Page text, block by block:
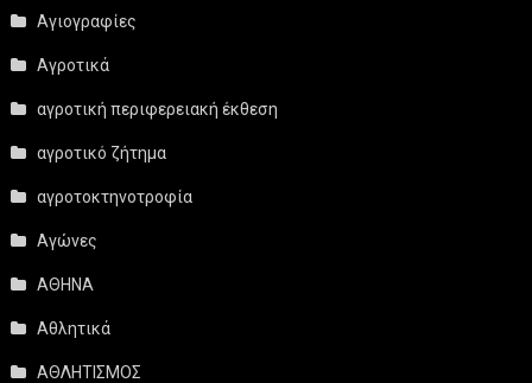
Αγιογραφίες
Αγροτικά
αγροτική περιφερειακή έκθεση
αγροτικό ζήτημα
αγροτοκτηνοτροφία
Αγώνες
ΑΘΗΝΑ
Αθλητικά
ΑΘΛΗΤΙΣΜΟΣ